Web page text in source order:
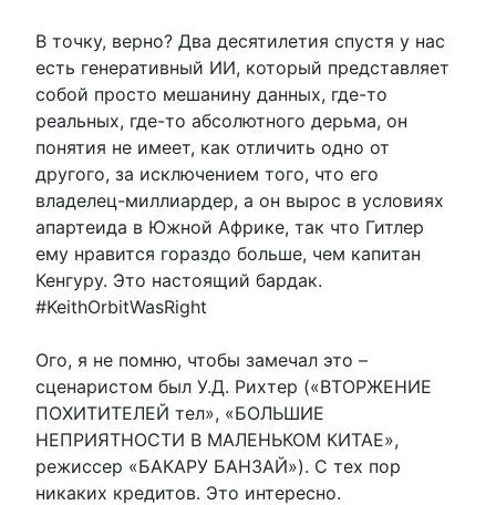
В точку, верно? Два десятилетия спустя у нас
есть генеративный ИИ, который представляет
собой просто мешанину данных, где-то
реальных, где-то абсолютного дерьма, он
понятия не имеет, как отличить одно от
другого, за исключением того, что его
владелец-миллиардер, а он вырос в условиях
апартеида в Южной Африке, так что Гитлер
ему нравится гораздо больше, чем капитан
Кенгуру. Это настоящий бардак.
#KeithOrbitWasRight
Ого, я не помню, чтобы замечал это –
сценаристом был У.Д. Рихтер («ВТОРЖЕНИЕ
ПОХИТИТЕЛЕЙ тел», «БОЛЬШИЕ
НЕПРИЯТНОСТИ В МАЛЕНЬКОМ КИТАЕ»,
режиссер «БАКАРУ БАНЗАЙ»). С тех пор
никаких кредитов. Это интересно.